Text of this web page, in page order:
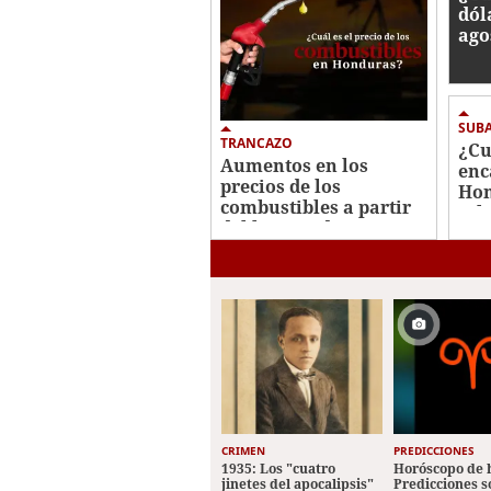
TRANCAZO
Aumentos en los
precios de los
combustibles a partir
del lunes 3 de agosto:
CRIMEN
1935: Los "cuatro
jinetes del apocalipsis"
PREDICCIONES
Horóscopo de
Predicciones